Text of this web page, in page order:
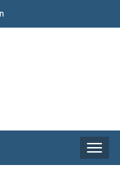
Toggle